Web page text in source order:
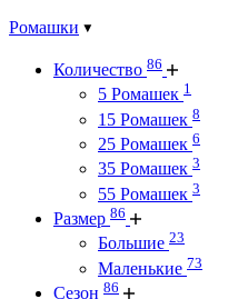
Ромашки
Количество 86
5 Ромашек 1
15 Ромашек 8
25 Ромашек 6
35 Ромашек 3
55 Ромашек 3
Размер 86
Большие 23
Маленькие 73
Сезон 86